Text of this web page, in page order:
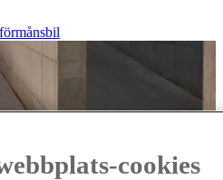
cookies